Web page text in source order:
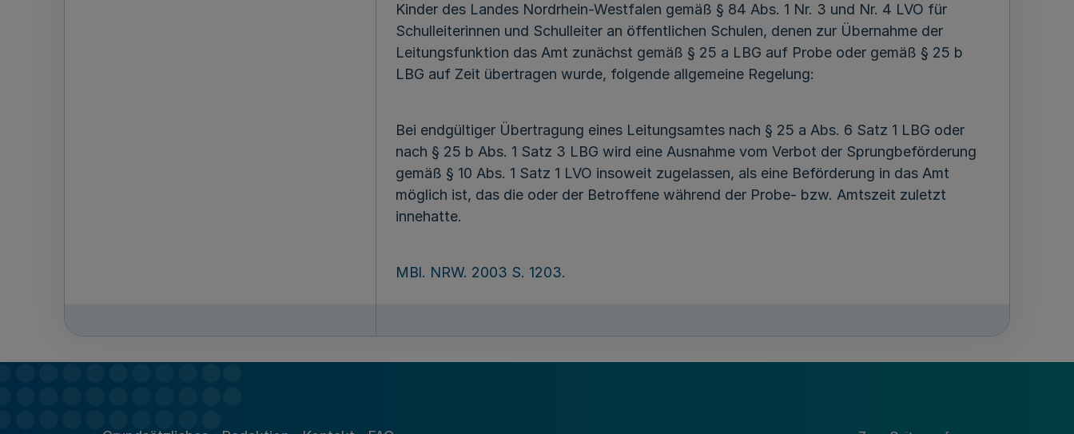
Kinder des Landes Nordrhein-Westfalen gemäß § 84 Abs. 1 Nr. 3 und Nr. 4 LVO für
Schulleiterinnen und Schulleiter an öffentlichen Schulen, denen zur Übernahme der
Leitungsfunktion das Amt zunächst gemäß § 25 a LBG auf Probe oder gemäß § 25 b
LBG auf Zeit übertragen wurde, folgende allgemeine Regelung:
Bei endgültiger Übertragung eines Leitungsamtes nach § 25 a Abs. 6 Satz 1 LBG oder
nach § 25 b Abs. 1 Satz 3 LBG wird eine Ausnahme vom Verbot der Sprungbeförderung
gemäß § 10 Abs. 1 Satz 1 LVO insoweit zugelassen, als eine Beförderung in das Amt
möglich ist, das die oder der Betroffene während der Probe- bzw. Amtszeit zuletzt
innehatte.
MBl. NRW. 2003 S. 1203.